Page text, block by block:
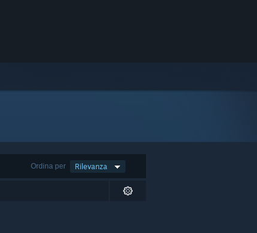
Ordina per Rilevanza